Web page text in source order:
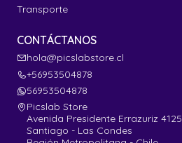
Transporte
CONTÁCTANOS
hola@picslabstore.cl
+56953504878
56953504878
Picslab Store
Avenida Presidente Errazuriz 4125
Santiago - Las Condes